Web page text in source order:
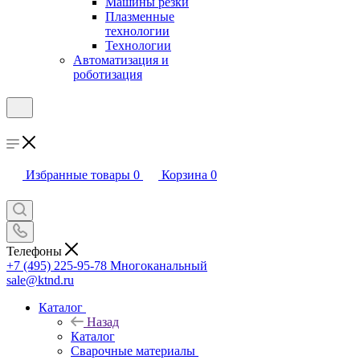
Плазменные
технологии
Технологии
Автоматизация и
роботизация
Избранные товары 0 Корзина 0
Телефоны
+7 (495) 225-95-78 Многоканальный
sale@ktnd.ru
Каталог
Назад
Каталог
Сварочные материалы